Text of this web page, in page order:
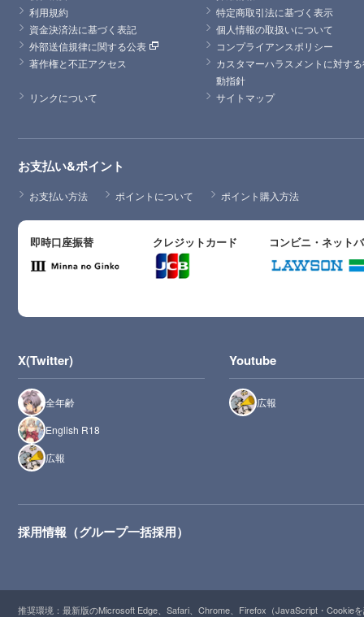
利用規約
特定商取引法に基づく表示
資金決済法に基づく表記
個人情報の取扱いについて
外部送信規律に関する公表
コンプライアンスポリシー
著作権と不正アクセス
カスタマーハラスメントに対す
動指針
リンクについて
サイトマップ
お支払い&ポイント
お支払い方法 ポイントについて ポイント購入方法
即時口座振替 クレジットカード コンビニ・ネット
X(Twitter)
全年齢
English R18
広報
Youtube
広報
採用情報（グループ一括採用）
推奨環境：最新版のMicrosoft Edge、Safari、Chrome、Firefox（JavaScript・Cookie